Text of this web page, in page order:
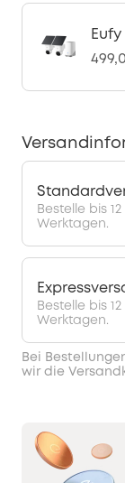
Bestelle bis
Werktagen.
Bestelle bis
Werktagen.
Bei
wir die